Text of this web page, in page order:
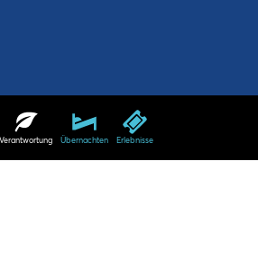
Verantwortung Übernachten Erlebnisse